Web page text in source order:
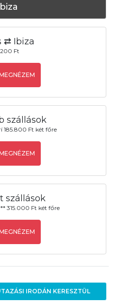
⇄ Ibiza
Ft
szállások
185.800 Ft két főre
szállások
315.000 Ft két főre
IRODÁN KERESZTÜL